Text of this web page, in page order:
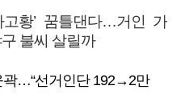
고황’ 꿈틀댄다…거인 가
불씨 살릴까
곽…“선거인단 192→2만